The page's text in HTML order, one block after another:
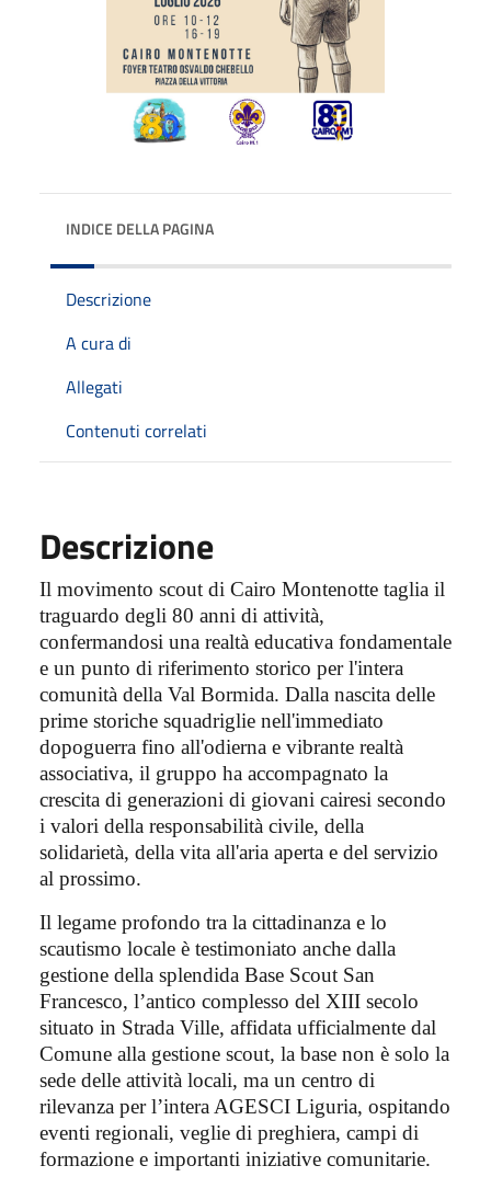
INDICE DELLA PAGINA
Descrizione
A cura di
Allegati
Contenuti correlati
Descrizione
Il movimento scout di Cairo Montenotte taglia il
traguardo degli 80 anni di attività,
confermandosi una realtà educativa fondamentale
e un punto di riferimento storico per l'intera
comunità della Val Bormida. Dalla nascita delle
prime storiche squadriglie nell'immediato
dopoguerra fino all'odierna e vibrante realtà
associativa, il gruppo ha accompagnato la
crescita di generazioni di giovani cairesi secondo
i valori della responsabilità civile, della
solidarietà, della vita all'aria aperta e del servizio
al prossimo.
Il legame profondo tra la cittadinanza e lo
scautismo locale è testimoniato anche dalla
gestione della splendida Base Scout San
Francesco, l’antico complesso del XIII secolo
situato in Strada Ville, affidata ufficialmente dal
Comune alla gestione scout, la base non è solo la
sede delle attività locali, ma un centro di
rilevanza per l’intera AGESCI Liguria, ospitando
eventi regionali, veglie di preghiera, campi di
formazione e importanti iniziative comunitarie.